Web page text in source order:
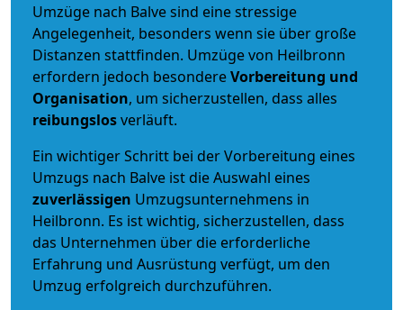
Umzüge nach Balve sind eine stressige
Angelegenheit, besonders wenn sie über große
Distanzen stattfinden. Umzüge von Heilbronn
erfordern jedoch besondereVorbereitung und
Organisation, um sicherzustellen, dass alles
reibungslosverläuft.
Ein wichtiger Schritt bei der Vorbereitung eines
Umzugs nach Balve ist die Auswahl eines
zuverlässigen Umzugsunternehmens in
Heilbronn. Es ist wichtig, sicherzustellen, dass
das Unternehmen über die erforderliche
Erfahrung und Ausrüstung verfügt, um den
Umzug erfolgreich durchzuführen.